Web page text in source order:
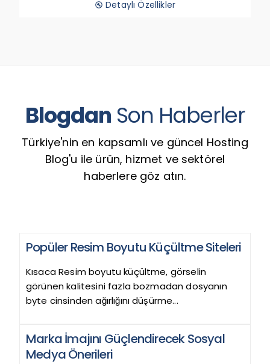
build_circle Detaylı Özellikler
Blogdan Son Haberler
Türkiye'nin en kapsamlı ve güncel Hosting
Blog'u ile ürün, hizmet ve sektörel
haberlere göz atın.
Popüler Resim Boyutu Küçültme Siteleri
Kısaca Resim boyutu küçültme, görselin
görünen kalitesini fazla bozmadan dosyanın
byte cinsinden ağırlığını düşürme...
Marka İmajını Güçlendirecek Sosyal
Medya Önerileri